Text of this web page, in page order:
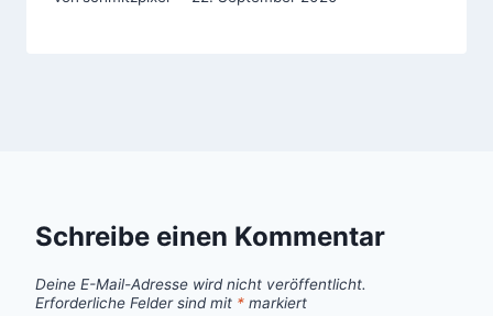
Schreibe einen Kommentar
Deine E-Mail-Adresse wird nicht veröffentlicht.
Erforderliche Felder sind mit * markiert